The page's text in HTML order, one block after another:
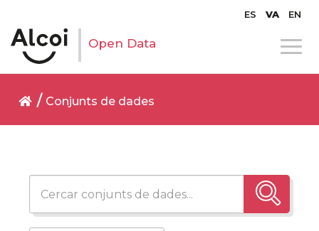
ES VA EN
Open Data
Conjunts de dades